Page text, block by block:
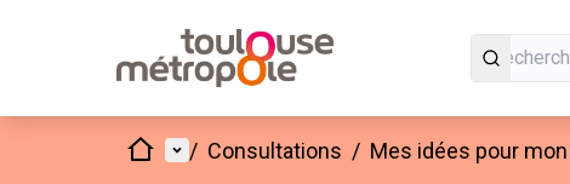
AccueilMenu principal
/ Consultations / Mes idées pour
Passer